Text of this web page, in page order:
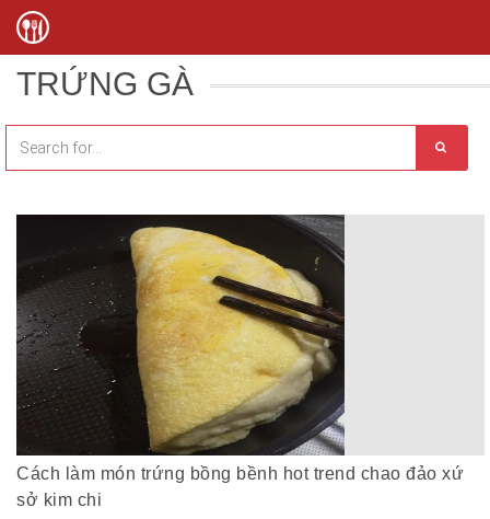
TRỨNG GÀ
Cách làm món trứng bồng bềnh hot trend chao đảo xứ
sở kim chi